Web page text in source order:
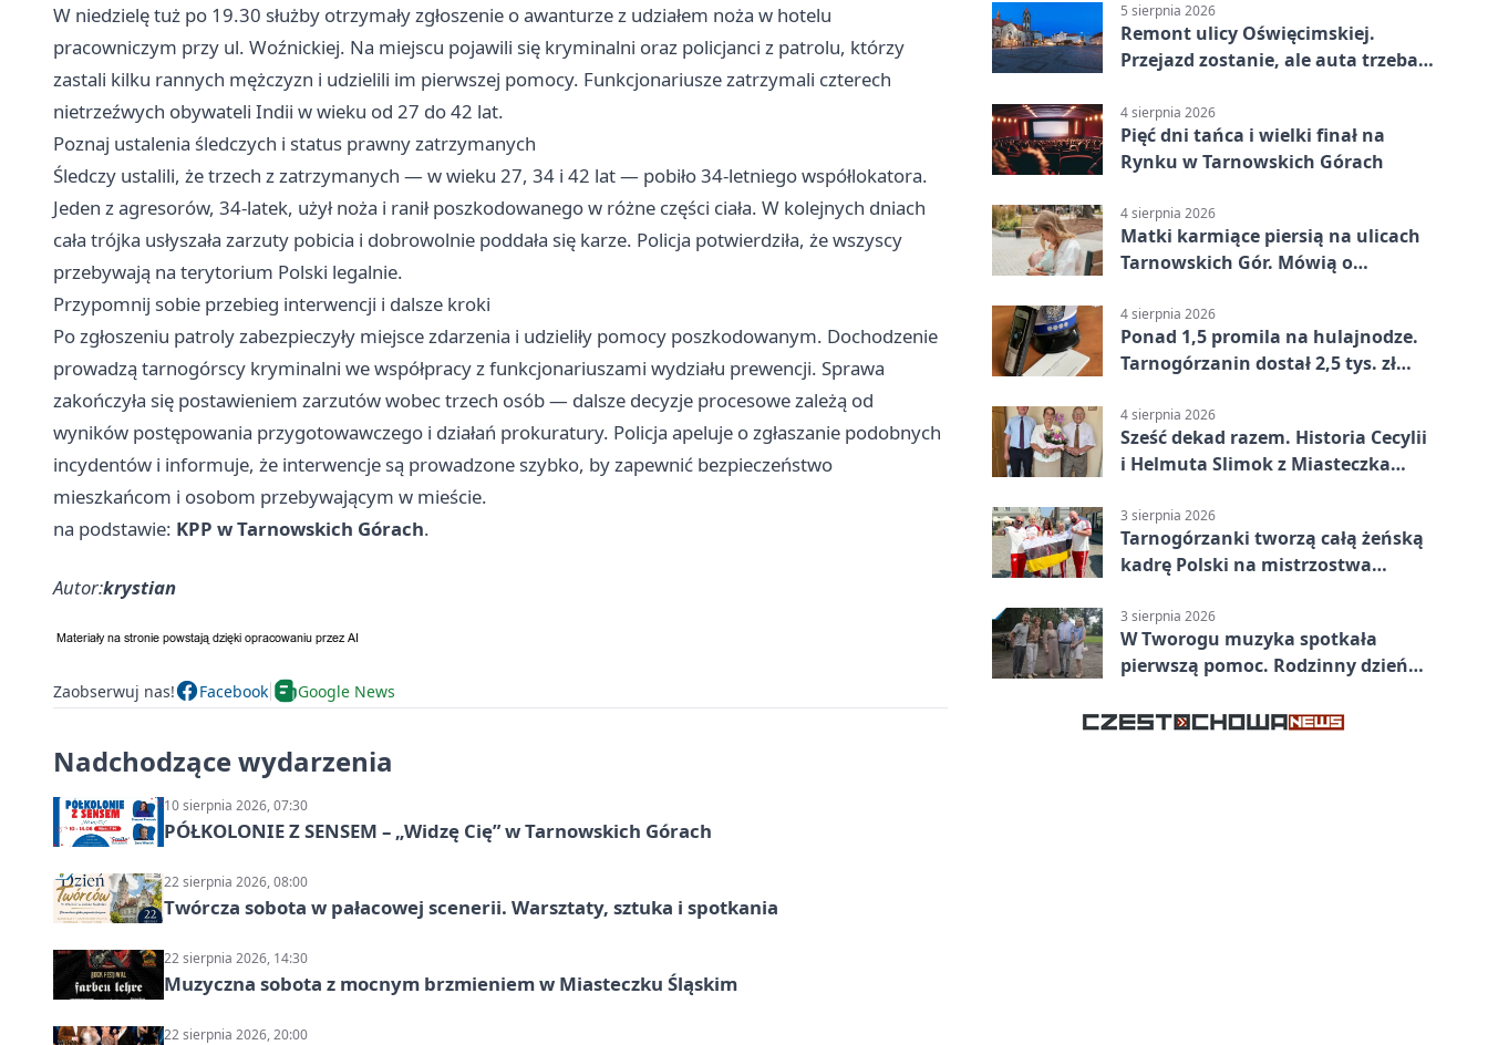
W niedzielę tuż po 19.30 służby otrzymały zgłoszenie o awanturze z udziałem noża w hotelu
pracowniczym przy ul. Woźnickiej. Na miejscu pojawili się kryminalni oraz policjanci z patrolu, którzy
zastali kilku rannych mężczyzn i udzielili im pierwszej pomocy. Funkcjonariusze zatrzymali czterech
nietrzeźwych obywateli Indii w wieku od 27 do 42 lat.
Poznaj ustalenia śledczych i status prawny zatrzymanych
Śledczy ustalili, że trzech z zatrzymanych — w wieku 27, 34 i 42 lat — pobiło 34‑letniego współlokatora.
Jeden z agresorów, 34‑latek, użył noża i ranił poszkodowanego w różne części ciała. W kolejnych dniach
cała trójka usłyszała zarzuty pobicia i dobrowolnie poddała się karze. Policja potwierdziła, że wszyscy
przebywają na terytorium Polski legalnie.
Przypomnij sobie przebieg interwencji i dalsze kroki
Po zgłoszeniu patroly zabezpieczyły miejsce zdarzenia i udzieliły pomocy poszkodowanym. Dochodzenie
prowadzą tarnogórscy kryminalni we współpracy z funkcjonariuszami wydziału prewencji. Sprawa
zakończyła się postawieniem zarzutów wobec trzech osób — dalsze decyzje procesowe zależą od
wyników postępowania przygotowawczego i działań prokuratury. Policja apeluje o zgłaszanie podobnych
incydentów i informuje, że interwencje są prowadzone szybko, by zapewnić bezpieczeństwo
mieszkańcom i osobom przebywającym w mieście.
na podstawie: KPP w Tarnowskich Górach.
Autor:krystian
Zaobserwuj nas! Facebook Google News
Nadchodzące wydarzenia
10 sierpnia 2026, 07:30
PÓŁKOLONIE Z SENSEM – „Widzę Cię” w Tarnowskich Górach
22 sierpnia 2026, 08:00
Twórcza sobota w pałacowej scenerii. Warsztaty, sztuka i spotkania
22 sierpnia 2026, 14:30
Muzyczna sobota z mocnym brzmieniem w Miasteczku Śląskim
22 sierpnia 2026, 20:00
5 sierpnia 2026
Remont ulicy Oświęcimskiej.
Przejazd zostanie, ale auta trzeba
4 sierpnia 2026
Pięć dni tańca i wielki finał na
Rynku w Tarnowskich Górach
4 sierpnia 2026
Matki karmiące piersią na ulicach
Tarnowskich Gór. Mówią o
4 sierpnia 2026
Ponad 1,5 promila na hulajnodze.
Tarnogórzanin dostał 2,5 tys. zł
4 sierpnia 2026
Sześć dekad razem. Historia Cecylii
i Helmuta Slimok z Miasteczka
3 sierpnia 2026
Tarnogórzanki tworzą całą żeńską
kadrę Polski na mistrzostwa
3 sierpnia 2026
W Tworogu muzyka spotkała
pierwszą pomoc. Rodzinny dzień